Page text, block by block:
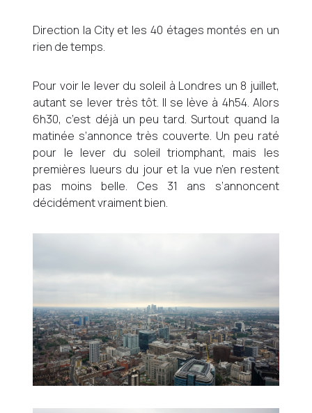
Direction la City et les 40 étages montés en un
rien de temps.
Pour voir le lever du soleil à Londres un 8 juillet,
autant se lever très tôt. Il se lève à 4h54. Alors
6h30, c’est déjà un peu tard. Surtout quand la
matinée s’annonce très couverte. Un peu raté
pour le lever du soleil triomphant, mais les
premières lueurs du jour et la vue n’en restent
pas moins belle. Ces 31 ans s’annoncent
décidément vraiment bien.